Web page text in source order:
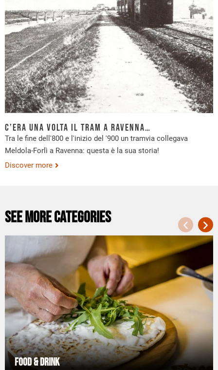
C’era una volta il tram a Ravenna…
Tra le fine dell'800 e l'inizio del '900 un tramvia collegava
Meldola-Forlì a Ravenna: questa è la sua storia!
Discover more
See more categories
Food & Drink